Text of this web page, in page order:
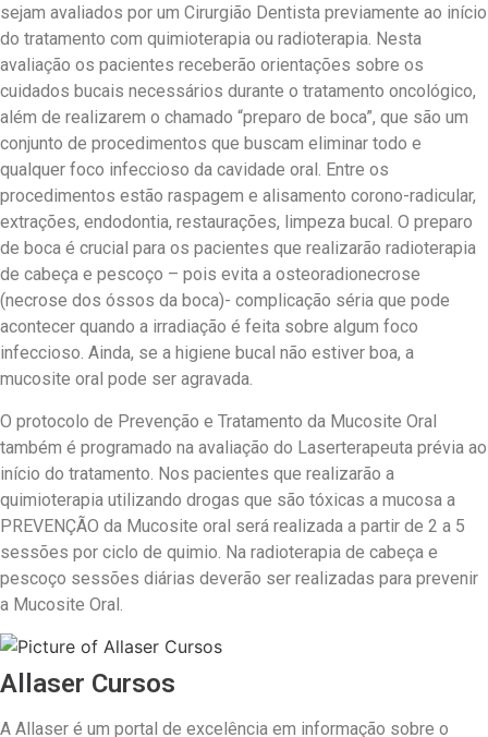
sejam avaliados por um Cirurgião Dentista previamente ao início
do tratamento com quimioterapia ou radioterapia. Nesta
avaliação os pacientes receberão orientações sobre os
cuidados bucais necessários durante o tratamento oncológico,
além de realizarem o chamado “preparo de boca”, que são um
conjunto de procedimentos que buscam eliminar todo e
qualquer foco infeccioso da cavidade oral. Entre os
procedimentos estão raspagem e alisamento corono-radicular,
extrações, endodontia, restaurações, limpeza bucal. O preparo
de boca é crucial para os pacientes que realizarão radioterapia
de cabeça e pescoço – pois evita a osteoradionecrose
(necrose dos óssos da boca)- complicação séria que pode
acontecer quando a irradiação é feita sobre algum foco
infeccioso. Ainda, se a higiene bucal não estiver boa, a
mucosite oral pode ser agravada.
O protocolo de Prevenção e Tratamento da Mucosite Oral
também é programado na avaliação do Laserterapeuta prévia ao
início do tratamento. Nos pacientes que realizarão a
quimioterapia utilizando drogas que são tóxicas a mucosa a
PREVENÇÃO da Mucosite oral será realizada a partir de 2 a 5
sessões por ciclo de quimio. Na radioterapia de cabeça e
pescoço sessões diárias deverão ser realizadas para prevenir
a Mucosite Oral.
Allaser Cursos
A Allaser é um portal de excelência em informação sobre o